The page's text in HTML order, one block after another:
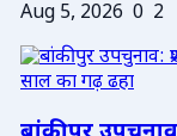
Aug 5, 2026 0 2